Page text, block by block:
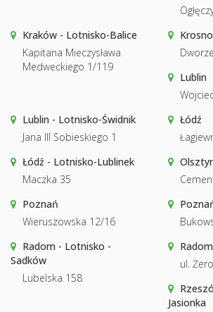
Kraków - Lotnisko-Balice
Kapitana Mieczysława
Medweckiego 1/119
Krosno
Lublin
Lublin - Lotnisko-Świdnik
Jana III Sobieskiego 1
Łódź
Łódź - Lotnisko-Lublinek
Maczka 35
Poznań
Wieruszowska 12/16
Radom - Lotnisko -
Sadków
Lubelska 158
Radom
ul.
Jasionka